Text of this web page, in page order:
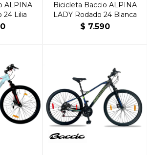
ALPINA
24 Lilia
Bicicleta Baccio ALPINA
LADY Rodado 24 Blanca
$ 7.590